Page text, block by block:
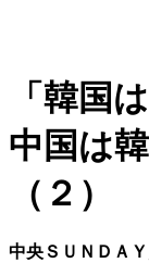
「韓国
中国は
（２）
中央ＳＵＮＤＡ